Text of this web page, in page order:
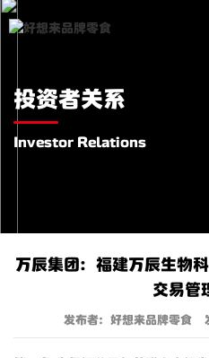
投资者关系
Investor Relations
万辰集团：福建万辰生物
交易管
发布者：好想来品牌零食